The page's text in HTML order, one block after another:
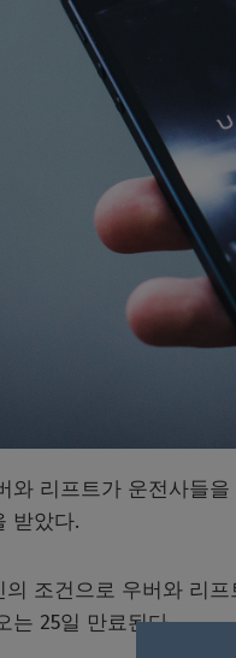
와 리프트가 운전사들
받았다.
조건으로 우버와 리
는 25일 만료된다.